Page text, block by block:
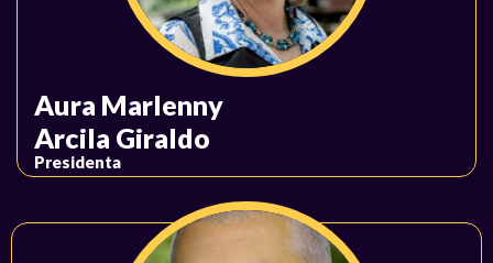
Aura Marlenny
Arcila Giraldo
Presidenta